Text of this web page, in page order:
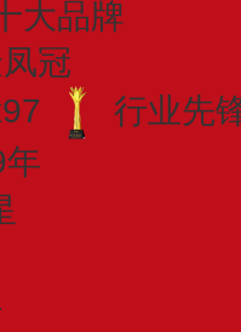
大品牌
冠
行业先